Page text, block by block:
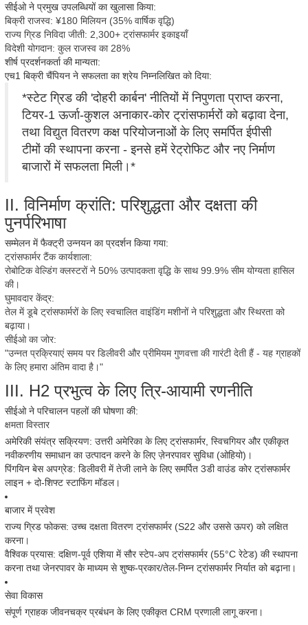
सीईओ ने प्रमुख उपलब्धियों का खुलासा किया:
बिक्री राजस्व: ¥180 मिलियन (35% वार्षिक वृद्धि)
राज्य ग्रिड निविदा जीती: 2,300+ ट्रांसफार्मर इकाइयाँ
विदेशी योगदान: कुल राजस्व का 28%
शीर्ष प्रदर्शनकर्ता की मान्यता:
एच1 बिक्री चैंपियन ने सफलता का श्रेय निम्नलिखित को दिया:
*स्टेट ग्रिड की 'दोहरी कार्बन' नीतियों में निपुणता प्राप्त करना,
टियर-1 ऊर्जा-कुशल अनाकार-कोर ट्रांसफार्मरों को बढ़ावा देना,
तथा विद्युत वितरण कक्ष परियोजनाओं के लिए समर्पित ईपीसी
टीमों की स्थापना करना - इनसे हमें रेट्रोफिट और नए निर्माण
बाजारों में सफलता मिली।*
II. विनिर्माण क्रांति: परिशुद्धता और दक्षता की
पुनर्परिभाषा
सम्मेलन में फैक्ट्री उन्नयन का प्रदर्शन किया गया:
ट्रांसफार्मर टैंक कार्यशाला:
रोबोटिक वेल्डिंग क्लस्टरों ने 50% उत्पादकता वृद्धि के साथ 99.9% सीम योग्यता हासिल
की।
घुमावदार केंद्र:
तेल में डूबे ट्रांसफार्मरों के लिए स्वचालित वाइंडिंग मशीनों ने परिशुद्धता और स्थिरता को
बढ़ाया।
सीईओ का जोर:
"उन्नत प्रक्रियाएं समय पर डिलीवरी और प्रीमियम गुणवत्ता की गारंटी देती हैं - यह ग्राहकों
के लिए हमारा अंतिम वादा है।"
III. H2 प्रभुत्व के लिए त्रि-आयामी रणनीति
सीईओ ने परिचालन पहलों की घोषणा की:
क्षमता विस्तार
अमेरिकी संयंत्र सक्रियण: उत्तरी अमेरिका के लिए ट्रांसफार्मर, स्विचगियर और एकीकृत
नवीकरणीय समाधान का उत्पादन करने के लिए ज़ेनरपावर सुविधा (ओहियो)।
पिंगयिन बेस अपग्रेड: डिलीवरी में तेजी लाने के लिए समर्पित 3डी वाउंड कोर ट्रांसफार्मर
लाइन + दो-शिफ्ट स्टाफिंग मॉडल।
बाजार में प्रवेश
राज्य ग्रिड फोकस: उच्च दक्षता वितरण ट्रांसफार्मर (S22 और उससे ऊपर) को लक्षित
करना।
वैश्विक प्रयास: दक्षिण-पूर्व एशिया में सौर स्टेप-अप ट्रांसफार्मर (55°C रेटेड) की स्थापना
करना तथा जेनरपावर के माध्यम से शुष्क-प्रकार/तेल-निम्न ट्रांसफार्मर निर्यात को बढ़ाना।
सेवा विकास
संपूर्ण ग्राहक जीवनचक्र प्रबंधन के लिए एकीकृत CRM प्रणाली लागू करना।